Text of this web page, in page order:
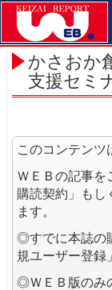
かさおか
支援セミ
このコンテンツ
ＷＥＢの記事を
購読契約」もし
ます。
◎すでに本誌の
規ユーザー登録
◎ＷＥＢ版のみ